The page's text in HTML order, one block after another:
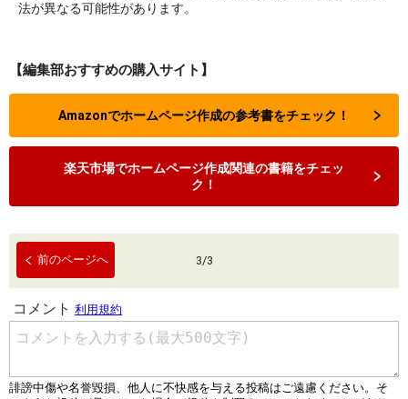
法が異なる可能性があります。
【編集部おすすめの購入サイト】
Amazonでホームページ作成の参考書をチェック！
楽天市場でホームページ作成関連の書籍をチェッ
ク！
前のページへ 3/3